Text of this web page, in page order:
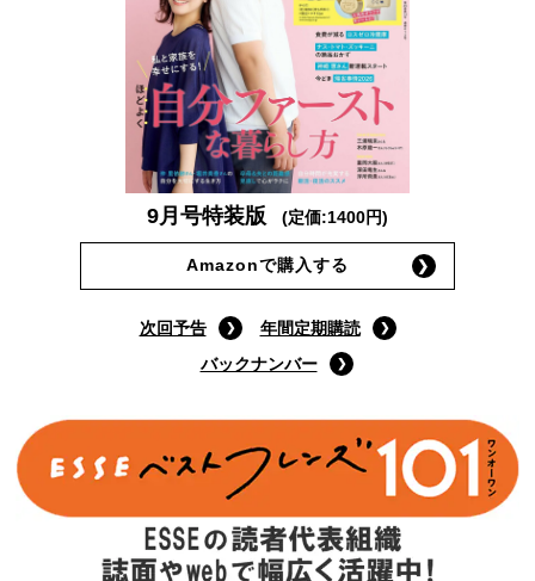
9月号特装版 (定価:1400円)
Amazonで購入する
次回予告
年間定期購読
バックナンバー